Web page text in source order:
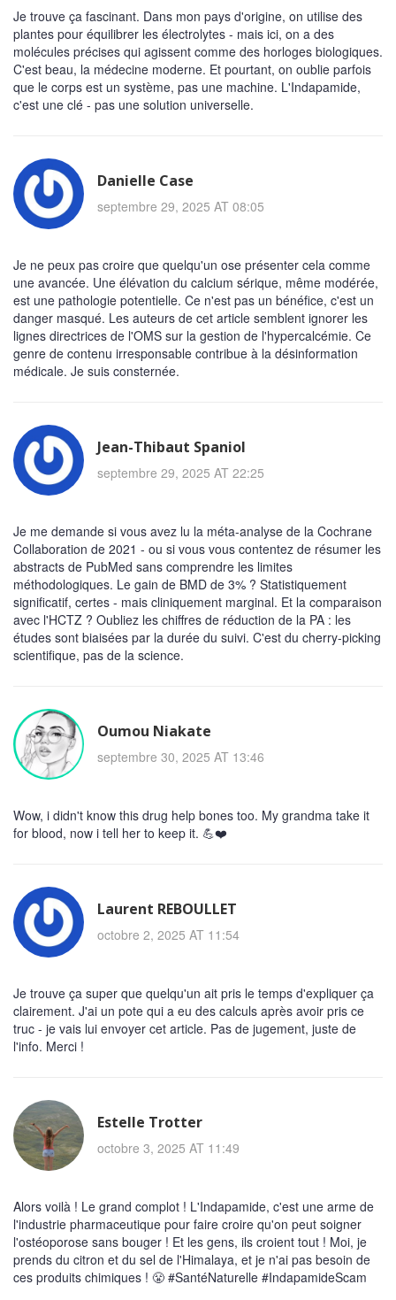
Je trouve ça fascinant. Dans mon pays d'origine, on utilise des
plantes pour équilibrer les électrolytes - mais ici, on a des
molécules précises qui agissent comme des horloges biologiques.
C'est beau, la médecine moderne. Et pourtant, on oublie parfois
que le corps est un système, pas une machine. L'Indapamide,
c'est une clé - pas une solution universelle.
Danielle Case
septembre 29, 2025 AT 08:05
Je ne peux pas croire que quelqu'un ose présenter cela comme
une avancée. Une élévation du calcium sérique, même modérée,
est une pathologie potentielle. Ce n'est pas un bénéfice, c'est un
danger masqué. Les auteurs de cet article semblent ignorer les
lignes directrices de l'OMS sur la gestion de l'hypercalcémie. Ce
genre de contenu irresponsable contribue à la désinformation
médicale. Je suis consternée.
Jean-Thibaut Spaniol
septembre 29, 2025 AT 22:25
Je me demande si vous avez lu la méta-analyse de la Cochrane
Collaboration de 2021 - ou si vous vous contentez de résumer les
abstracts de PubMed sans comprendre les limites
méthodologiques. Le gain de BMD de 3% ? Statistiquement
significatif, certes - mais cliniquement marginal. Et la comparaison
avec l'HCTZ ? Oubliez les chiffres de réduction de la PA : les
études sont biaisées par la durée du suivi. C'est du cherry-picking
scientifique, pas de la science.
Oumou Niakate
septembre 30, 2025 AT 13:46
Wow, i didn't know this drug help bones too. My grandma take it
for blood, now i tell her to keep it. 💪❤️
Laurent REBOULLET
octobre 2, 2025 AT 11:54
Je trouve ça super que quelqu'un ait pris le temps d'expliquer ça
clairement. J'ai un pote qui a eu des calculs après avoir pris ce
truc - je vais lui envoyer cet article. Pas de jugement, juste de
l'info. Merci !
Estelle Trotter
octobre 3, 2025 AT 11:49
Alors voilà ! Le grand complot ! L'Indapamide, c'est une arme de
l'industrie pharmaceutique pour faire croire qu'on peut soigner
l'ostéoporose sans bouger ! Et les gens, ils croient tout ! Moi, je
prends du citron et du sel de l'Himalaya, et je n'ai pas besoin de
ces produits chimiques ! 😤 #SantéNaturelle #IndapamideScam